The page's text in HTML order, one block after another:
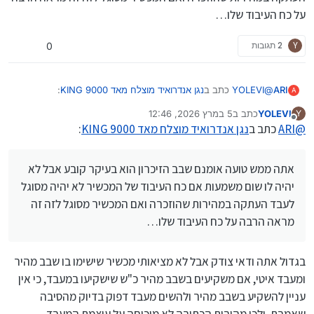
על כח העיבוד שלו…
Y 2 תגובות 0
A
ARI
@
YOLEVI כתב בנגן אנדרואיד מוצלח מאד KING 9000 :
כמו שכבר העירו, אם אין frp אז אי אפשר באמת להכשיר…
הסרה
@
YOLEVIכתב ב נגן אנדרואיד מוצלח מאד KING 9000 :
נ.ב. ראיתי פה שמנסים להביא ראיה למהירות מעבד ממהירות
לו שום משמעות אם כח העיבוד של המכשיר לא יהיה מסוגל לעבד
העתקה במהירות שהוזכרה ואם המכשיר מסוגל לזה זה מראה הרבה
על כח העיבוד שלו…
Y
מנותק
YOLEVIכתב ב5 במרץ 2026, 12:46
נערך לאחרונה על ידי
@
ARIכתב בנגן אנדרואיד מוצלח מאד KING 9000 :
אתה ממש טועה אומנם שבב הזיכרון הוא בעיקר קובע אבל לא
יהיה לו שום משמעות אם כח העיבוד של המכשיר לא יהיה מסוגל
לעבד העתקה במהירות שהוזכרה ואם המכשיר מסוגל לזה זה
מראה הרבה על כח העיבוד שלו…
בגדול אתה ודאי צודק אבל לא מציאותי מכשיר שישימו בו שבב מהיר
ומעבד איטי, אם משקיעים בשבב מהיר כ"ש שישקיעו במעבד, כי אין
עניין להשקיע בשבב מהיר ולהשים מעבד דפוק בדיוק מהסיבה